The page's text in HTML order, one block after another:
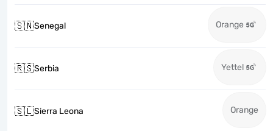
🇸🇳Senegal Orange
🇷🇸Serbia Yettel
🇸🇱Sierra Leona Orange